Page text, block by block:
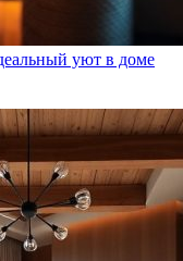
уют в доме